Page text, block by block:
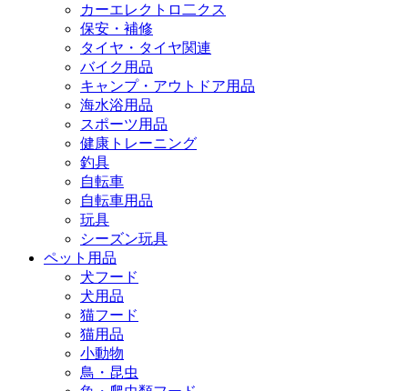
カーエレクトロ二クス
保安・補修
タイヤ・タイヤ関連
バイク用品
キャンプ・アウトドア用品
海水浴用品
スポーツ用品
健康トレーニング
釣具
自転車
自転車用品
玩具
シーズン玩具
ペット用品
犬フード
犬用品
猫フード
猫用品
小動物
鳥・昆虫